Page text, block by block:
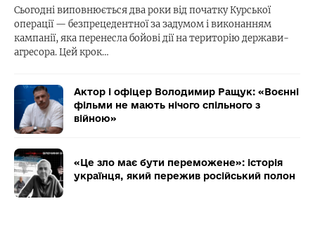
Сьогодні виповнюється два роки від початку Курської
операції — безпрецедентної за задумом і виконанням
кампанії, яка перенесла бойові дії на територію держави-
агресора. Цей крок…
Актор і офіцер Володимир Ращук: «Воєнні
фільми не мають нічого спільного з
війною»
«Це зло має бути переможене»: історія
українця, який пережив російський полон